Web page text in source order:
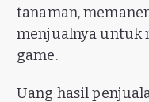
tanaman,
menjualnya untuk
game.
Uang hasil